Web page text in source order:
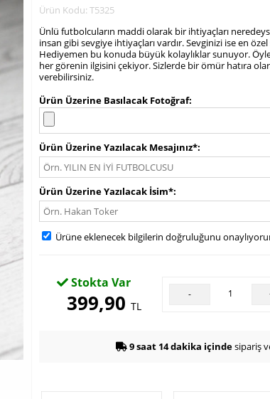
Ürün Kodu: T5325
Ünlü futbolcuların maddi olarak bir ihtiyaçları
insan gibi sevgiye ihtiyaçları vardır. Sevginizi ise en
Hediyemen bu konuda büyük kolaylıklar sunuyor.
her görenin ilgisini çekiyor. Sizlerde bir ömür hatıra
verebilirsiniz.
Ürün Üzerine Basılacak Fotoğraf
Ürün Üzerine Yazılacak Mesajınız*
Ürün Üzerine Yazılacak İsim*
Ürüne eklenecek bilgilerin doğruluğunu
Stokta Var
399,90TL
-
9 saat 14 dakika içindesipariş